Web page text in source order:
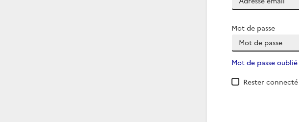
Mot de passe
Mot de passe oublié
Rester connecté